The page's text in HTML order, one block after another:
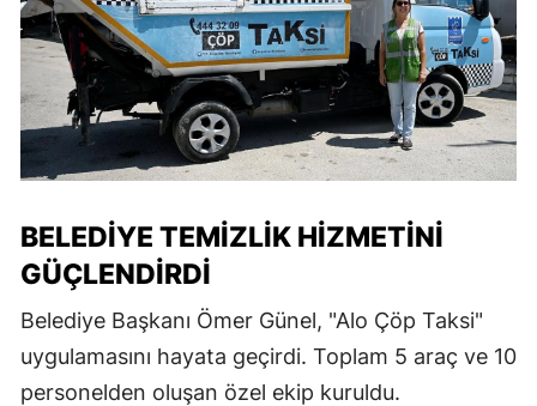
BELEDIYE TEMIZLIK HIZMETINI
GÜÇLENDIRDI
Belediye Başkanı Ömer Günel, "Alo Çöp Taksi"
uygulamasını hayata geçirdi. Toplam 5 araç ve 10
personelden oluşan özel ekip kuruldu.